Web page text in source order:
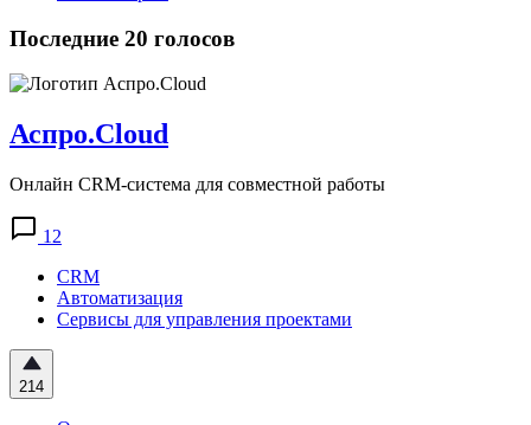
Последние 20 голосов
Аспро.Cloud
Онлайн CRM-система для совместной работы
12
CRM
Автоматизация
Сервисы для управления проектами
214